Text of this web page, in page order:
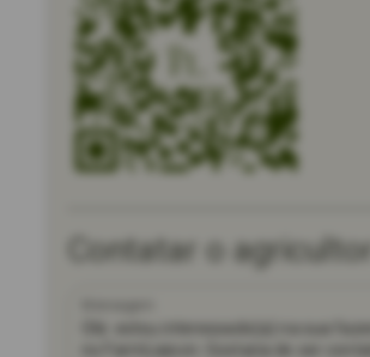
Contatar o agricultor